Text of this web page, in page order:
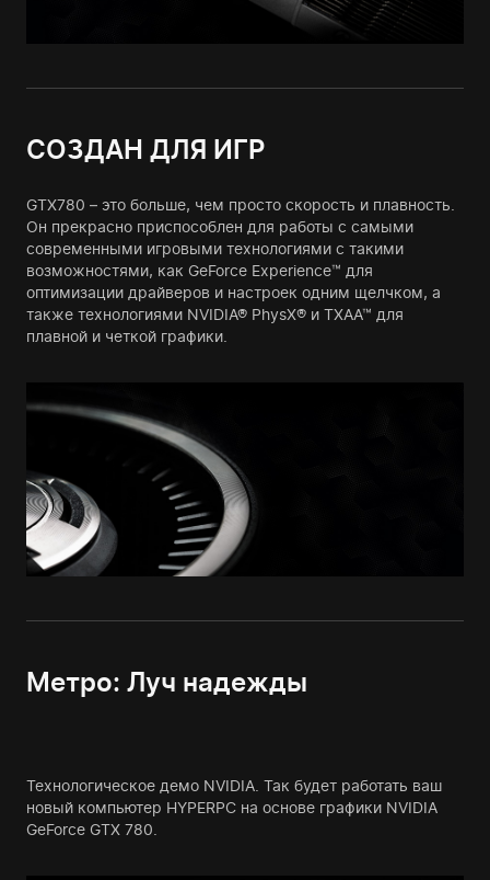
СОЗДАН ДЛЯ ИГР
GTX780 – это больше, чем просто скорость и плавность.
Он прекрасно приспособлен для работы с самыми
современными игровыми технологиями с такими
возможностями, как GeForce Experience™ для
оптимизации драйверов и настроек одним щелчком, а
также технологиями NVIDIA® PhysX® и TXAA™ для
плавной и четкой графики.
Метро: Луч надежды
Технологическое демо NVIDIA. Так будет работать ваш
новый компьютер HYPERPC на основе графики NVIDIA
GeForce GTX 780.